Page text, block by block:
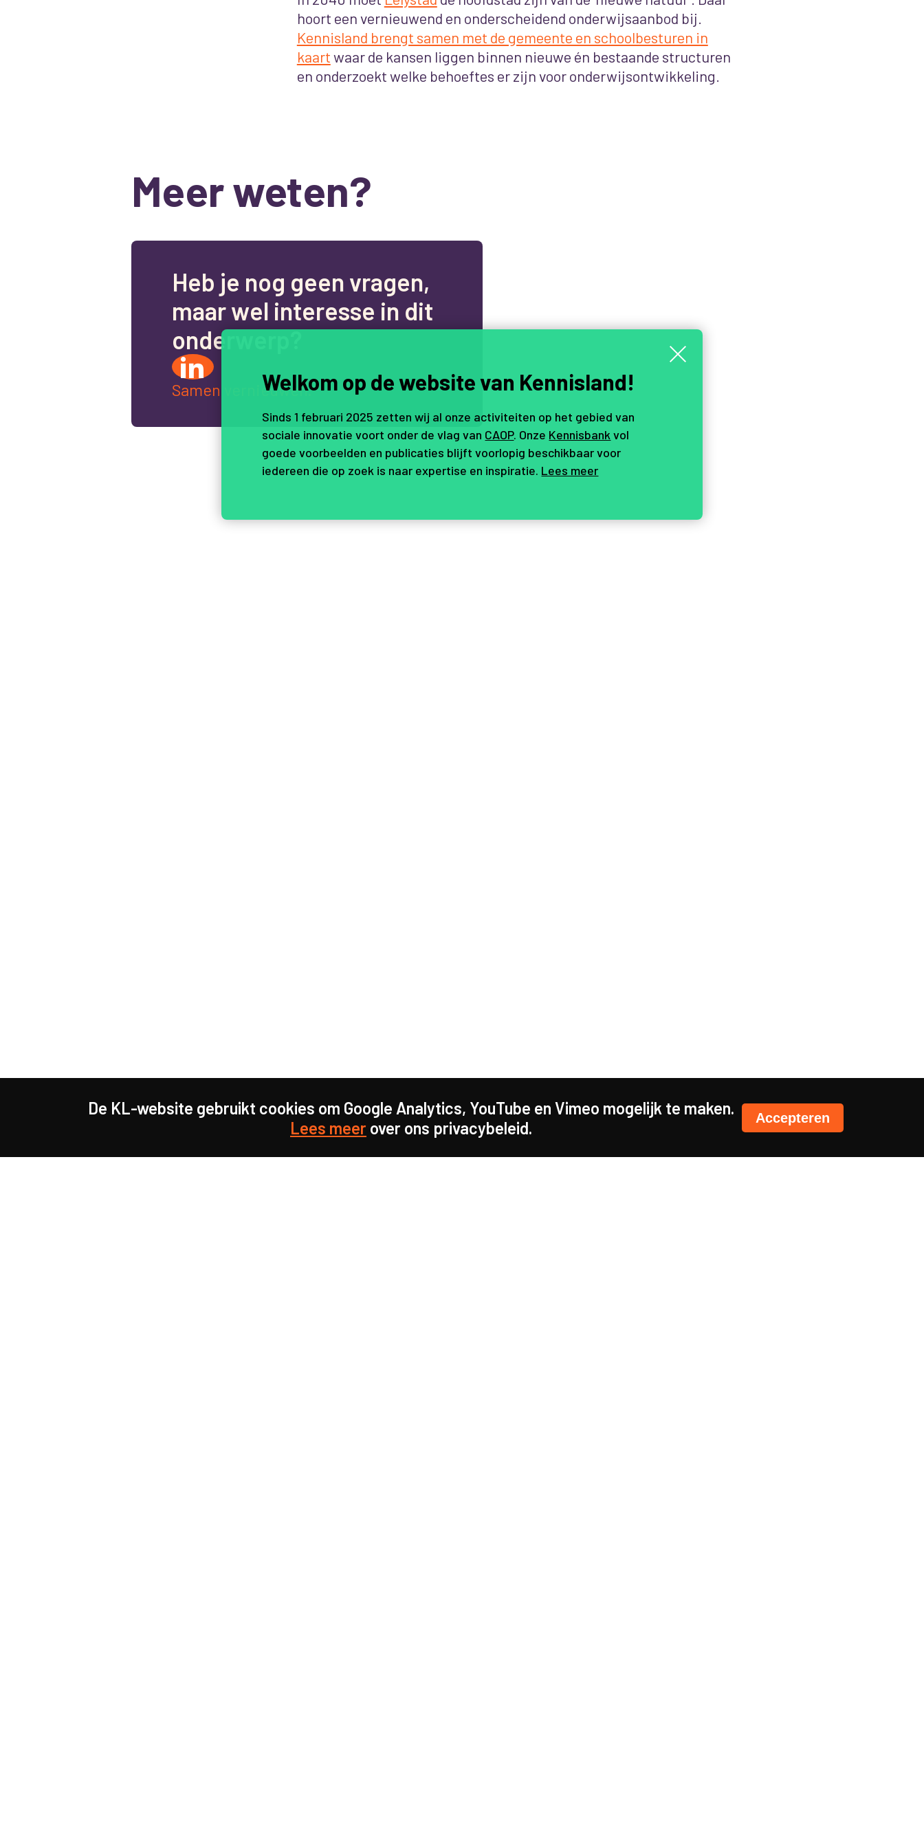
hoort een vernieuwend en onderscheidend onderwijsaanbod bij.
Kennisland brengt samen met de gemeente en schoolbesturen in
kaartwaar de kansen liggen binnen nieuwe én bestaande structuren
en onderzoekt welke behoeftes er zijn voor onderwijsontwikkeling.
Meer weten?
Heb je nog geen vragen,
maarwel interesse in dit
onderwerp?
Samen vernieuwen.Welkom op de website van Kennisland!
Sinds 1 februari 2025 zetten wij al onze activiteiten op het gebied van
sociale innovatie voort onder de vlag van CAOP. Onze Kennisbank vol
goede voorbeelden en publicaties blijft voorlopig beschikbaar voor
iedereen die op zoek is naar expertise en inspiratie. Lees meer
De KL-website gebruikt cookies om Google Analytics, YouTube en Vimeo mogelijk te maken.
Lees meer over ons privacybeleid. Accepteren